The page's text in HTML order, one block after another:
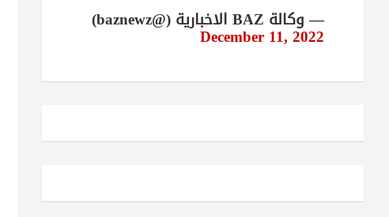
— وكالة BAZ الاخبارية (@baznewz)
December 11, 2022